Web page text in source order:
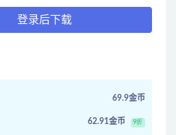
登录后下载
69.9金币
62.91金币 9折